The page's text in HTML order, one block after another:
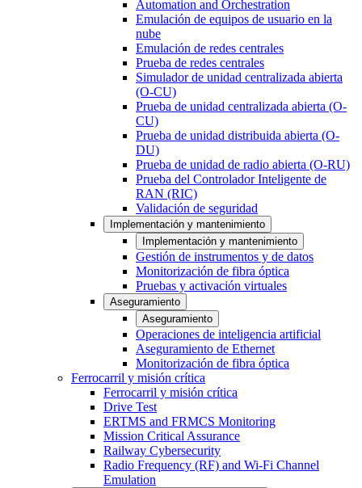
Automation and Orchestration
Emulación de equipos de usuario en la
nube
Emulación de redes centrales
Prueba de redes centrales
Simulador de unidad centralizada abierta
(O-CU)
Prueba de unidad centralizada abierta (O-
CU)
Prueba de unidad distribuida abierta (O-
DU)
Prueba de unidad de radio abierta (O-RU)
Prueba del Controlador Inteligente de
RAN (RIC)
Validación de seguridad
Implementación y mantenimiento
Implementación y mantenimiento
Gestión de instrumentos y de datos
Monitorización de fibra óptica
Pruebas y activación virtuales
Aseguramiento
Aseguramiento
Operaciones de inteligencia artificial
Aseguramiento de Ethernet
Monitorización de fibra óptica
Ferrocarril y misión crítica
Ferrocarril y misión crítica
Drive Test
ERTMS and FRMCS Monitoring
Mission Critical Assurance
Railway Cybersecurity
Radio Frequency (RF) and Wi-Fi Channel
Emulation